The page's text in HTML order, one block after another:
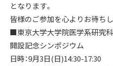
となります。
皆様のご参加を心よりお待ち
■東京大学大学院医学系研究
開設記念シンポジウム
日時：9月3日(日)14:30-17:30